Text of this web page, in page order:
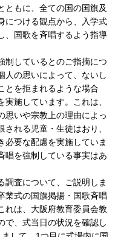
ともに、全ての国の国旗及
につける観点から、入学式
、国歌を斉唱するよう指導
制しているとのご指摘につ
人の思いによって、ないし
とを拒まれるような場合
施しています。これは、
思いや宗教上の理由によっ
れる児童・生徒はおり、
必要な配慮を実施していま
唱を強制している事実はあ
調査について、ご説明しま
業式の国旗掲揚・国歌斉唱
れは、大阪府教育委員会教
で、式当日の状況を確認し